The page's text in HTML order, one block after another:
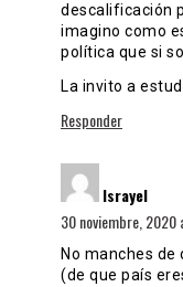
descalificación
imagino como
política que si
La invito a
Responder
Israyel
30 noviembre, 2020
No manches
(de que país